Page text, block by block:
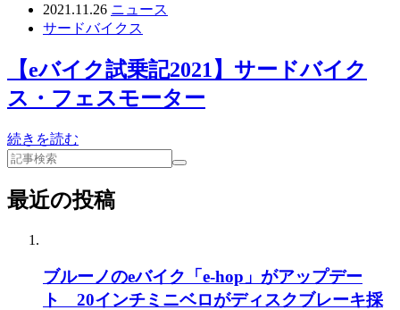
2021.11.26 ニュース
サードバイクス
【eバイク試乗記2021】サードバイク
ス・フェスモーター
続きを読む
最近の投稿
ブルーノのeバイク「e-hop」がアップデー
ト 20インチミニベロがディスクブレーキ採